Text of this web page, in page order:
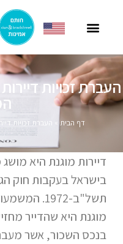
העברת זכויות
דף הבית העברת זכויות
דיירות מוגנת היא
בישראל בעקבות חוק
תשל"ב-
מוגנת היא שהדייר
בנכס השכור, אשר